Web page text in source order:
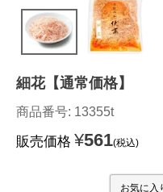
細花【通常価格】
商品番号 13355t
販売価格 ¥561 税込
お気に入